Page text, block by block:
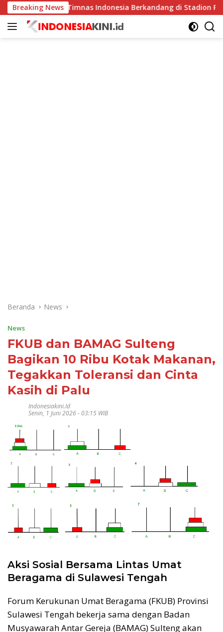
Langsung
ke
konten
Breaking News
Timnas Indonesia Berkandang di Stadion Pakansari
Beranda News
News
FKUB dan BAMAG Sulteng
Bagikan 10 Ribu Kotak Makanan,
Tegakkan Toleransi dan Cinta
Kasih di Palu
Indonesiakini.id
Senin, 1 Juni 2026 - 03:15 WIB
Aksi Sosial Bersama Lintas Umat
Beragama di Sulawesi Tengah
Forum Kerukunan Umat Beragama (FKUB) Provinsi
Sulawesi Tengah bekerja sama dengan Badan
Musyawarah Antar Gereja (BAMAG) Sulteng akan